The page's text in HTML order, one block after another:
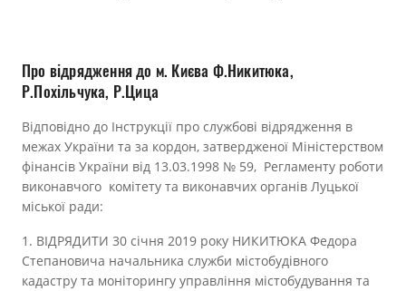
Про відрядження до м. Києва Ф.Никитюка,
Р.Похільчука, Р.Цица
Відповідно до Інструкції про службові відрядження в
межах України та за кордон, затвердженої Міністерством
фінансів України від 13.03.1998 № 59, Регламенту роботи
виконавчого комітету та виконавчих органів Луцької
міської ради:
1. ВІДРЯДИТИ 30 січня 2019 року НИКИТЮКА Федора
Степановича начальника служби містобудівного
кадастру та моніторингу управління містобудування та